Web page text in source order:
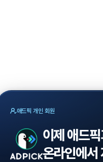
애드픽 개인 회원
이제 애드픽
온라인에서